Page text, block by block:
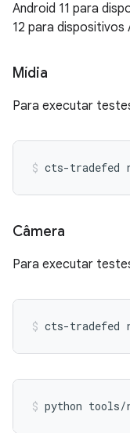
Android 11 para
12 para dispositivos
Mídia
Para executar
cts-tradefed
Câmera
Para executar
cts-tradefed
python tools/